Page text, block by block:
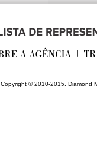
Copyright © 2010-2015. Diamond